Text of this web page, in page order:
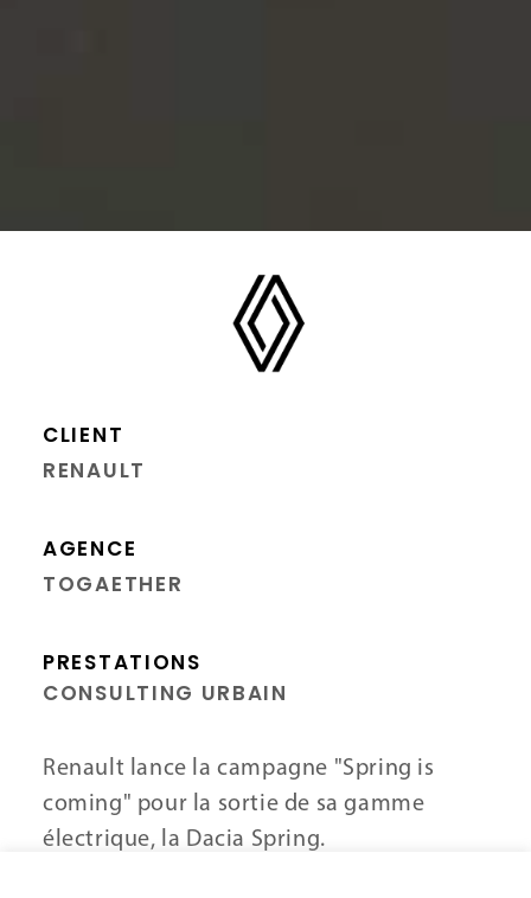
CLIENT
RENAULT
AGENCE
TOGAETHER
PRESTATIONS
CONSULTING URBAIN
Renault lance la campagne "Spring is
coming" pour la sortie de sa gamme
électrique, la Dacia Spring.